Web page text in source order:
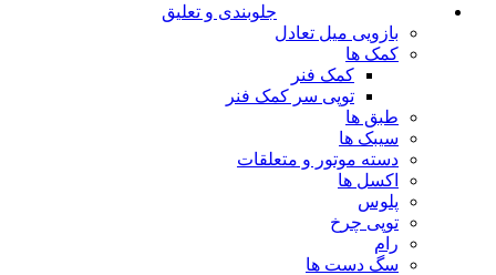
جلوبندی و تعلیق
بازویی میل تعادل
کمک ها
کمک فنر
توپی سر کمک فنر
طبق ها
سیبک ها
دسته موتور و متعلقات
اکسل ها
پلوس
توپی چرخ
رام
سگ دست ها